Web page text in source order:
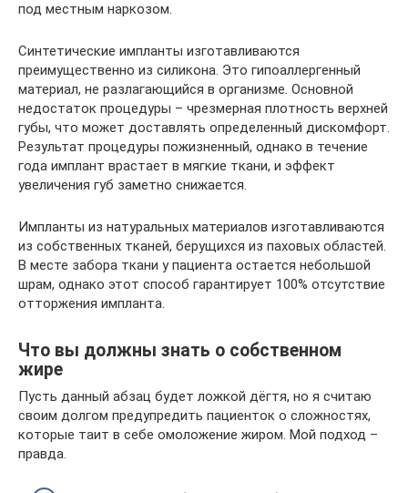
под местным наркозом.
Синтетические импланты изготавливаются
преимущественно из силикона. Это гипоаллергенный
материал, не разлагающийся в организме. Основной
недостаток процедуры – чрезмерная плотность верхней
губы, что может доставлять определенный дискомфорт.
Результат процедуры пожизненный, однако в течение
года имплант врастает в мягкие ткани, и эффект
увеличения губ заметно снижается.
Импланты из натуральных материалов изготавливаются
из собственных тканей, берущихся из паховых областей.
В месте забора ткани у пациента остается небольшой
шрам, однако этот способ гарантирует 100% отсутствие
отторжения импланта.
Что вы должны знать о собственном
жире
Пусть данный абзац будет ложкой дёгтя, но я считаю
своим долгом предупредить пациенток о сложностях,
которые таит в себе омоложение жиром. Мой подход –
правда.